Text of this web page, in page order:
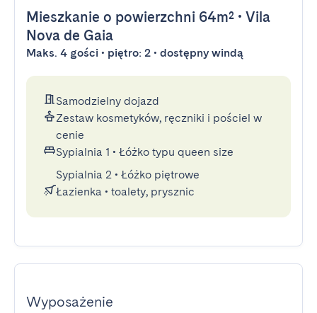
Mieszkanie o powierzchni 64m² • Vila
Nova de Gaia
Maks. 4 gości • piętro: 2 • dostępny windą
Samodzielny dojazd
Zestaw kosmetyków, ręczniki i pościel w
cenie
Sypialnia 1 • Łóżko typu queen size
Sypialnia 2 • Łóżko piętrowe
Łazienka • toalety, prysznic
Wyposażenie